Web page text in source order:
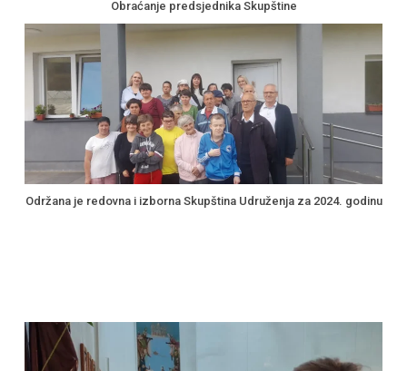
Obraćanje predsjednika Skupštine
Održana je redovna i izborna Skupština Udruženja za 2024. godinu